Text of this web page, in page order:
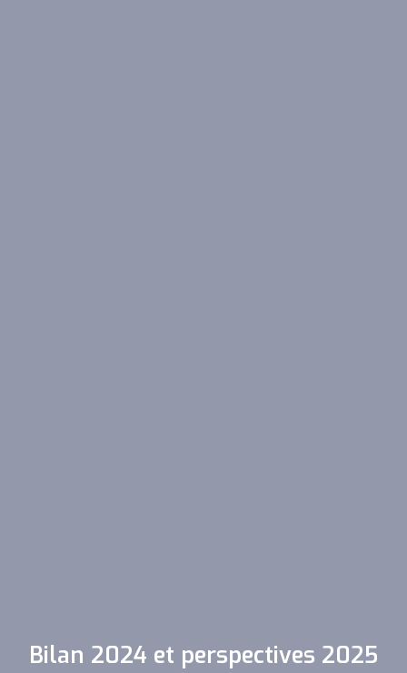
Bilan 2024 et perspectives 2025